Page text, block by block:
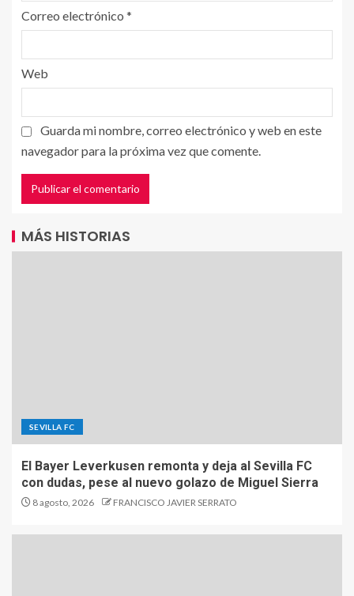
Correo electrónico *
Web
Guarda mi nombre, correo electrónico y web en este
navegador para la próxima vez que comente.
MÁS HISTORIAS
SEVILLA FC
El Bayer Leverkusen remonta y deja al Sevilla FC
con dudas, pese al nuevo golazo de Miguel Sierra
8 agosto, 2026 FRANCISCO JAVIER SERRATO